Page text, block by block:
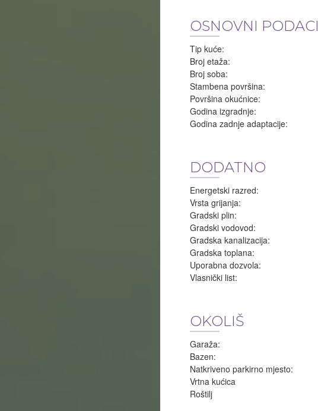
OSNOVNI PODACI
Tip kuće:
Broj etaža:
Broj soba:
Stambena površina:
Površina okućnice:
Godina izgradnje:
Godina zadnje adaptacije:
DODATNO
Energetski razred:
Vrsta grijanja:
Gradski plin:
Gradski vodovod:
Gradska kanalizacija:
Gradska toplana:
Uporabna dozvola:
Vlasnički list:
OKOLIŠ
Garaža:
Bazen:
Natkriveno parkirno mjesto:
Vrtna kućica
Roštilj